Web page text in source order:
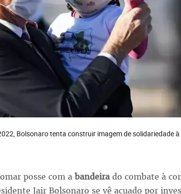
Bolsonaro tenta construir imagem de solidariedade
posse com a bandeirado combate à
Jair Bolsonaro se vê acuado por